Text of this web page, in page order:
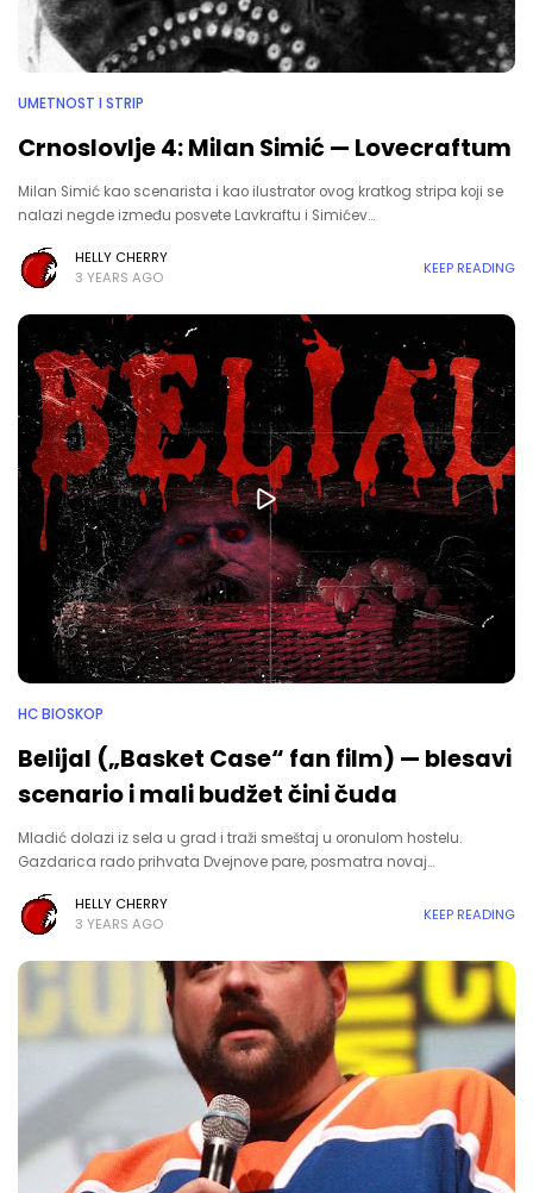
UMETNOST I STRIP
Crnoslovlje 4: Milan Simić — Lovecraftum
Milan Simić kao scenarista i kao ilustrator ovog kratkog stripa koji se
nalazi negde između posvete Lavkraftu i Simićev…
HELLY CHERRY
3 YEARS AGO
KEEP READING
HC BIOSKOP
Belijal („Basket Case“ fan film) — blesavi
scenario i mali budžet čini čuda
Mladić dolazi iz sela u grad i traži smeštaj u oronulom hostelu.
Gazdarica rado prihvata Dvejnove pare, posmatra novaj…
HELLY CHERRY
3 YEARS AGO
KEEP READING